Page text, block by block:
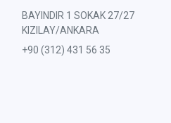
BAYINDIR 1 SOKAK 27/27
KIZILAY/ANKARA
+90 (312) 431 56 35